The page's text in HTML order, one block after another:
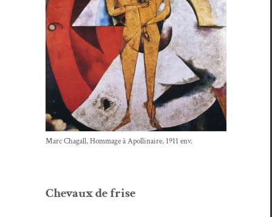
Marc Cha­gall, Hom­mage à Apol­li­naire, 1911 env.
Chevaux de frise